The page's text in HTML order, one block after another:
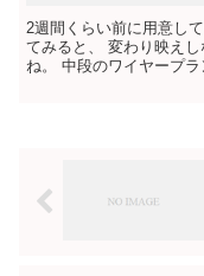
2週間くらい前に用意し
てみると、 変わり映え
ね。 中段のワイヤープラ